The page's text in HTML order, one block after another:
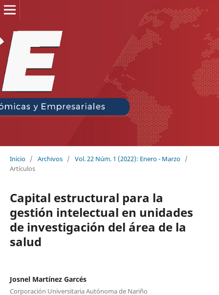
Inicio / Archivos / Vol. 22 Núm. 1 (2022): Enero - Marzo /
Artículos
Capital estructural para la
gestión intelectual en unidades
de investigación del área de la
salud
Josnel Martínez Garcés
Corporación Universitaria Autónoma de Nariño